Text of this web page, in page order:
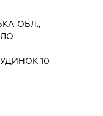
ОБЛ.,
10